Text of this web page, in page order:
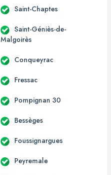
Saint-Chaptes
Saint-Géniès-de-
Malgoirès
Conqueyrac
Fressac
Pompignan 30
Bessèges
Foussignargues
Peyremale